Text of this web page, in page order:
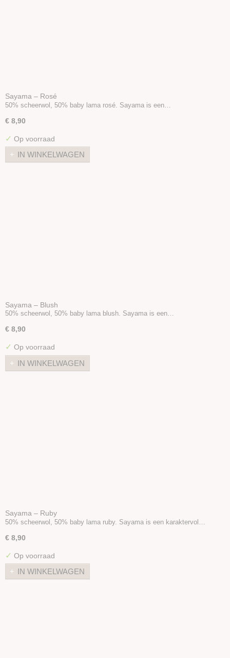
Sayama – Rosé
50% scheerwol, 50% baby lama rosé. Sayama is een…
€ 8,90
✓ Op voorraad
IN WINKELWAGEN
Sayama – Blush
50% scheerwol, 50% baby lama blush. Sayama is een…
€ 8,90
✓ Op voorraad
IN WINKELWAGEN
Sayama – Ruby
50% scheerwol, 50% baby lama ruby. Sayama is een karaktervol…
€ 8,90
✓ Op voorraad
IN WINKELWAGEN